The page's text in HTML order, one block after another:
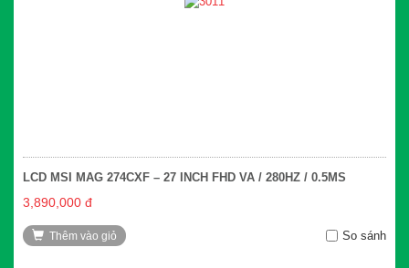
LCD MSI MAG 274CXF – 27 INCH FHD VA / 280HZ / 0.5MS
3,890,000 đ
Thêm vào giỏ So sánh